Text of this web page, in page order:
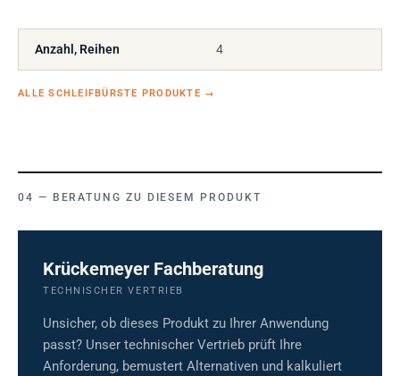
Anzahl, Reihen 4
ALLE SCHLEIFBÜRSTE PRODUKTE →
BERATUNG ZU DIESEM PRODUKT
Krückemeyer Fachberatung
TECHNISCHER VERTRIEB
Unsicher, ob dieses Produkt zu Ihrer Anwendung
passt? Unser technischer Vertrieb prüft Ihre
Anforderung, bemustert Alternativen und kalkuliert